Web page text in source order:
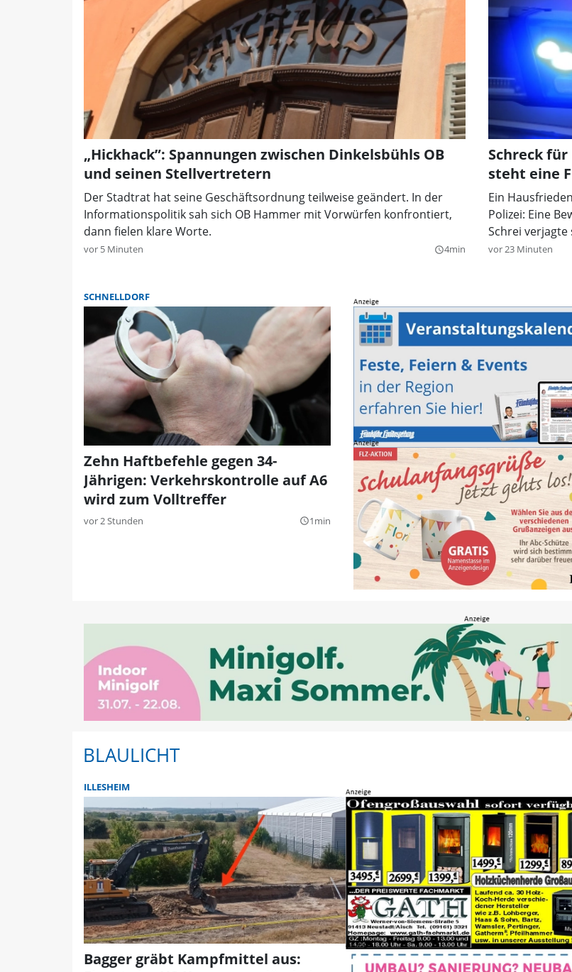
„Hickhack”: Spannungen zwischen Dinkelsbühls OB
und seinen Stellvertretern
Der Stadtrat hat seine Geschäftsordnung teilweise geändert. In der
Informationspolitik sah sich OB Hammer mit Vorwürfen konfrontiert,
dann fielen klare Worte.
vor 5 Minuten query_builder4min
Schreck
steht eine
Ein
Polizei: Eine
Schrei verjagte
vor 23 Minuten
SCHNELLDORF
Zehn Haftbefehle gegen 34-
Jährigen: Verkehrskontrolle auf A6
wird zum Volltreffer
vor 2 Stunden query_builder1min
BLAULICHT
ILLESHEIM
Bagger gräbt Kampfmittel aus: